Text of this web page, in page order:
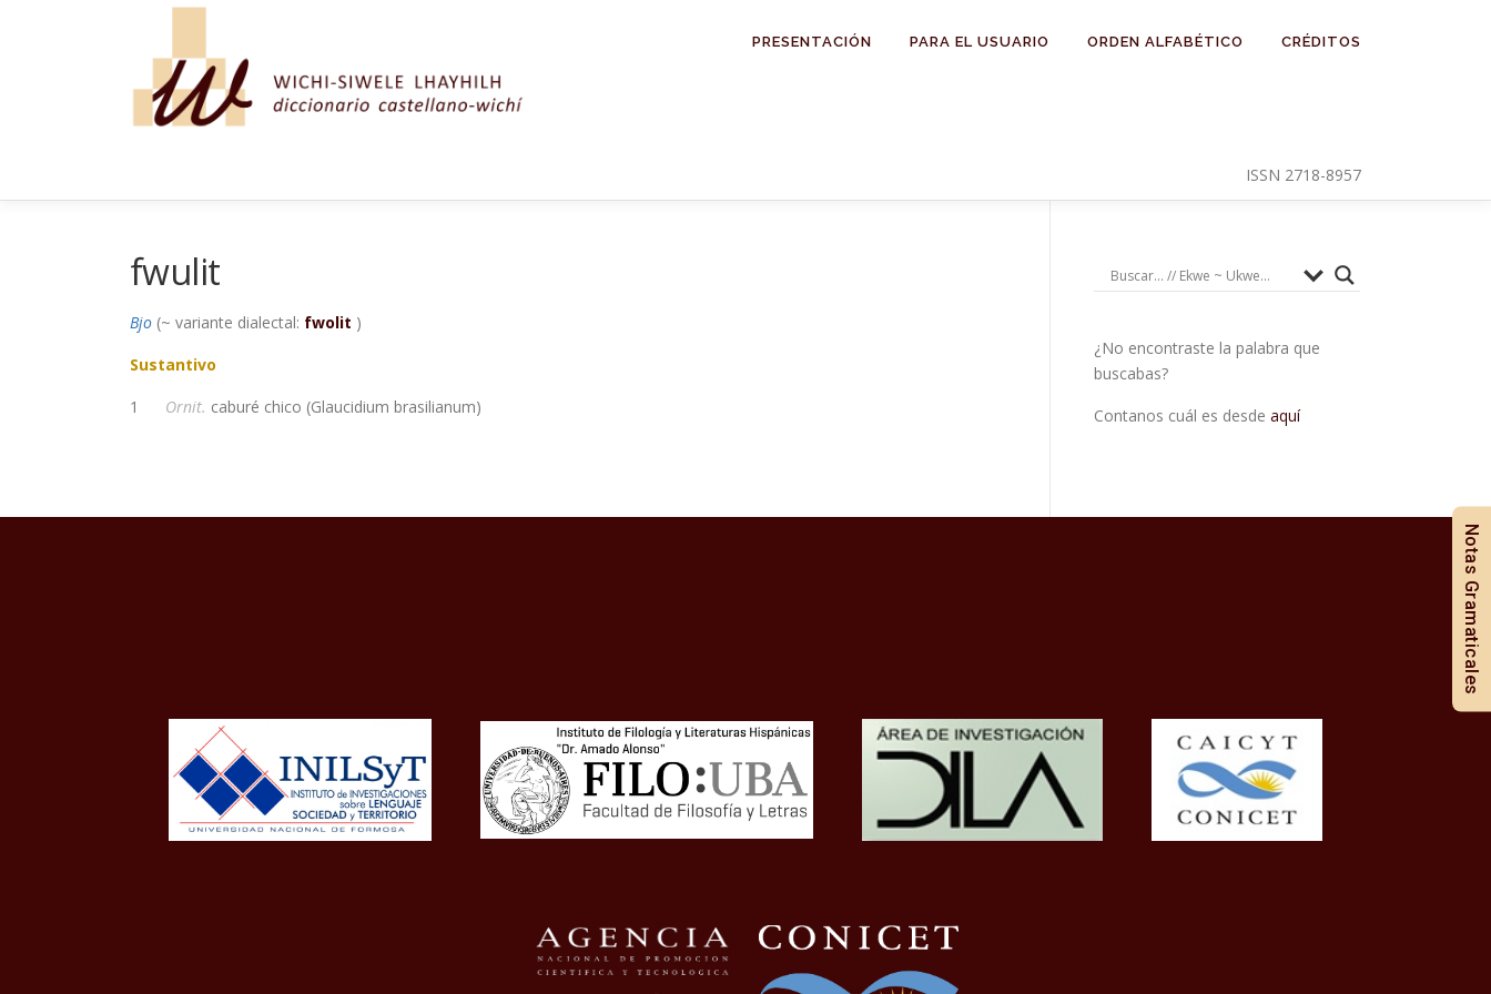
PRESENTACIÓN PARA EL USUARIO ORDEN ALFABÉTICO CRÉDITOS
ISSN 2718-8957
fwulit
Bjo (~ variante dialectal: fwolit )
Sustantivo
1 Ornit. caburé chico (Glaucidium brasilianum)
¿No encontraste la palabra que
buscabas?
Contanos cuál es desde aquí
Notas Gramaticales